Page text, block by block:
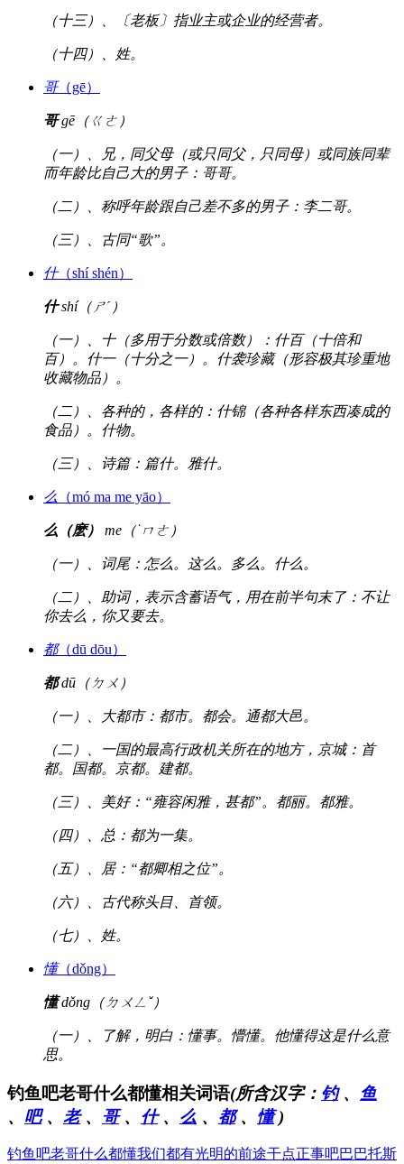
（十三）、〔老板〕指业主或企业的经营者。
（十四）、姓。
哥（gē）
哥gē（ㄍㄜ）
（一）、兄，同父母（或只同父，只同母）或同族同辈
而年龄比自己大的男子：哥哥。
（二）、称呼年龄跟自己差不多的男子：李二哥。
（三）、古同“歌”。
什（shí shén）
什shí（ㄕˊ）
（一）、十（多用于分数或倍数）：什百（十倍和
百）。什一（十分之一）。什袭珍藏（形容极其珍重地
收藏物品）。
（二）、各种的，各样的：什锦（各种各样东西凑成的
食品）。什物。
（三）、诗篇：篇什。雅什。
么 （mó ma me yāo）
么（麽） me（˙ㄇㄜ）
（一）、词尾：怎么。这么。多么。什么。
（二）、助词，表示含蓄语气，用在前半句末了：不让
你去么，你又要去。
都（dū dōu）
都dū（ㄉㄨ）
（一）、大都市：都市。都会。通都大邑。
（二）、一国的最高行政机关所在的地方，京城：首
都。国都。京都。建都。
（三）、美好：“雍容闲雅，甚都”。都丽。都雅。
（四）、总：都为一集。
（五）、居：“都卿相之位”。
（六）、古代称头目、首领。
（七）、姓。
懂（dǒng）
懂dǒng（ㄉㄨㄥˇ）
（一）、了解，明白：懂事。懵懂。他懂得这是什么意
思。
钓鱼吧老哥什么都懂相关词语(所含汉字： 钓、 鱼
、 吧、 老、 哥、 什、 么 、 都、 懂)
钓鱼吧老哥什么都懂我们都有光明的前途干点正事吧巴巴托斯